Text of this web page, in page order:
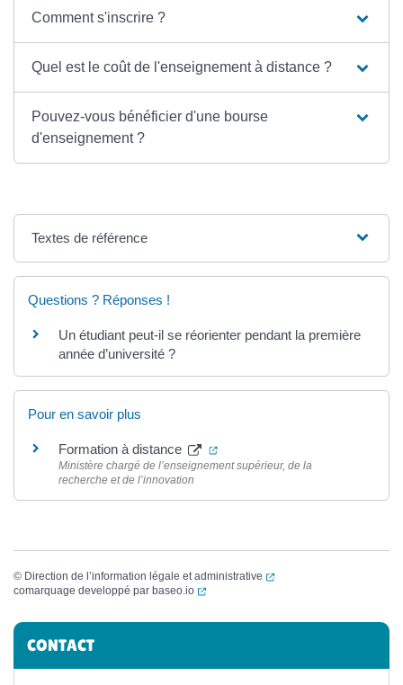
Comment s'inscrire ?
Quel est le coût de l'enseignement à distance ?
Pouvez-vous bénéficier d'une bourse
d'enseignement ?
Textes de référence
Questions ? Réponses !
Un étudiant peut-il se réorienter pendant la première
année d’université ?
Pour en savoir plus
Formation à distance (ouverture dans un nouvel
Ministère chargé de l’enseignement supérieur, de la
recherche et de l’innovation
© Direction de l’information légale et administrative
(ouverture dans un
comarquage developpé par baseo.io (ouverture dans un nouvel onglet)
Informations complémentaires
CONTACT